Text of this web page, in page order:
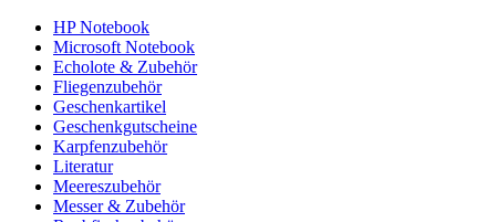
HP Notebook
Microsoft Notebook
Echolote & Zubehör
Fliegenzubehör
Geschenkartikel
Geschenkgutscheine
Karpfenzubehör
Literatur
Meereszubehör
Messer & Zubehör